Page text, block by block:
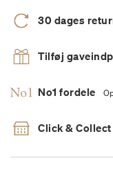
30 dages
Tilføj
No1 fordele
Click & Collect